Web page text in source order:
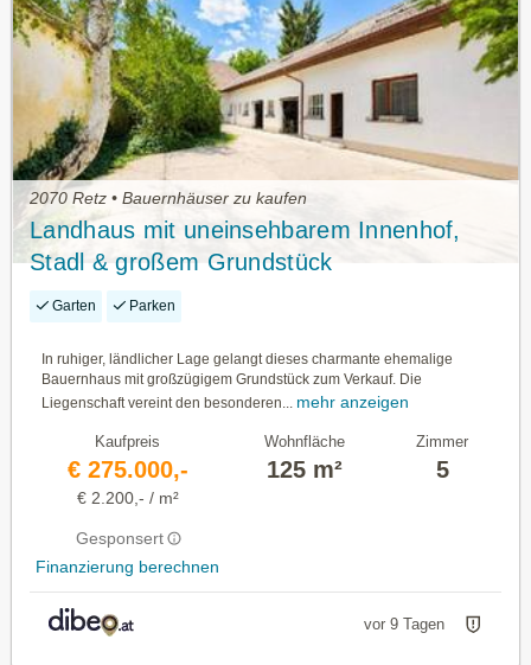
2070 Retz • Bauernhäuser zu kaufen
Landhaus mit uneinsehbarem Innenhof,
Stadl & großem Grundstück
Garten Parken
In ruhiger, ländlicher Lage gelangt dieses charmante ehemalige
Bauernhaus mit großzügigem Grundstück zum Verkauf. Die
Liegenschaft vereint den besonderen... mehr anzeigen
Kaufpreis
€ 275.000,-
€ 2.200,- / m²
Gesponsert
Finanzierung berechnen
Wohnfläche
125 m²
Zimmer
5
vor 9 Tagen